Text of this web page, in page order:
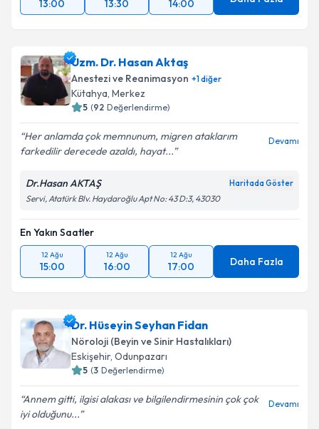
13:00 13:30 14:00
Uzm. Dr. Hasan Aktaş
Anestezi ve Reanimasyon +1diğer
Kütahya, Merkez
5 (92 Değerlendirme)
Her anlamda çok memnunum, migren ataklarım
farkedilir derecede azaldı, hayat...
Devamı
Dr.Hasan AKTAŞ Haritada Göster
Servi, Atatürk Blv. Haydaroğlu Apt No: 43 D:3, 43030
En Yakın Saatler
12 Ağu
15:00
12 Ağu
16:00
12 Ağu
17:00 Daha Fazla
Dr. Hüseyin Seyhan Fidan
Nöroloji (Beyin ve Sinir Hastalıkları)
Eskişehir, Odunpazarı
5 (3 Değerlendirme)
Annem gitti, ilgisi alakası ve bilgilendirmesinin çok çok
iyi olduğunu...
Devamı